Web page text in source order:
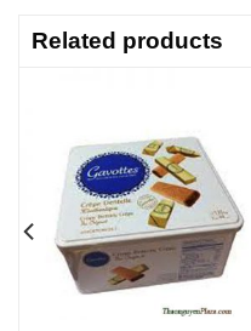
Related products